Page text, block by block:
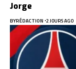
Jorge
BYRÉDACTION 2 JOURS AGO